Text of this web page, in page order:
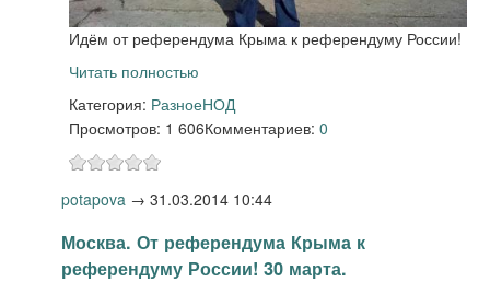
Идём от референдума Крыма к референдуму России!
Читать полностью
Категория: РазноеНОД
Просмотров: 1 606Комментариев: 0
potapova → 31.03.2014 10:44
Москва. От референдума Крыма к
референдуму России! 30 марта.